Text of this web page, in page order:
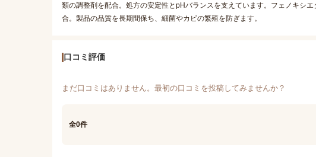
類の調整剤を配合。処方の安定性とpHバランスを支えています。フェノキシ
合。製品の品質を長期間保ち、細菌やカビの繁殖を防ぎます。
口コミ評価
まだ口コミはありません。最初の口コミを投稿してみませんか？
全0件